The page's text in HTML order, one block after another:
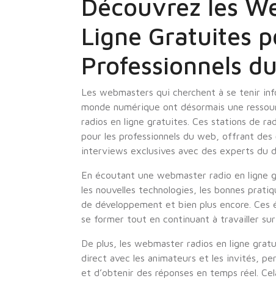
Découvrez les
Ligne Gratuites
Professionnels
Les webmasters qui cherchent à se tenir
monde numérique ont désormais une
radios en ligne gratuites. Ces stations de
pour les professionnels du web, offrant des
interviews exclusives avec des experts du
En écoutant une webmaster radio en ligne
les nouvelles technologies, les bonnes
de développement et bien plus encore. Ces
se former tout en continuant à travailler sur
De plus, les webmaster radios en ligne
direct avec les animateurs et les invités,
et d’obtenir des réponses en temps réel.